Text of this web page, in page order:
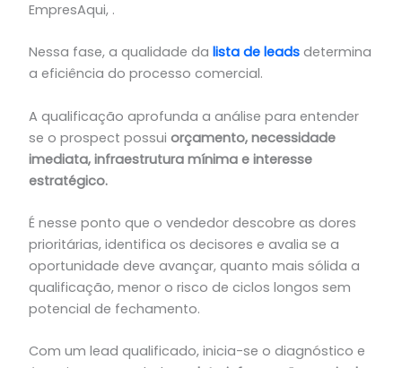
EmpresAqui, .
Nessa fase, a qualidade da lista de leads determina
a eficiência do processo comercial.
A qualificação aprofunda a análise para entender
se o prospect possui orçamento, necessidade
imediata, infraestrutura mínima e interesse
estratégico.
É nesse ponto que o vendedor descobre as dores
prioritárias, identifica os decisores e avalia se a
oportunidade deve avançar, quanto mais sólida a
qualificação, menor o risco de ciclos longos sem
potencial de fechamento.
Com um lead qualificado, inicia-se o diagnóstico e